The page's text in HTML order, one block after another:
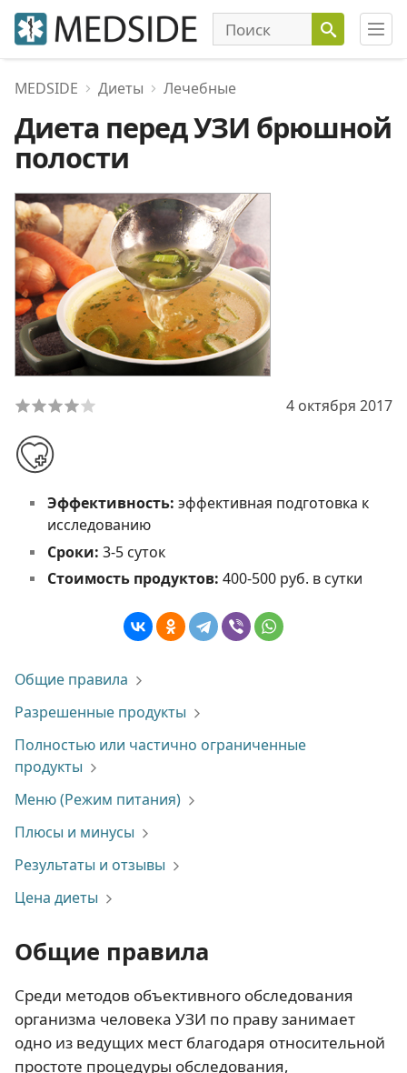
MEDSIDE Диеты Лечебные
Диета перед УЗИ брюшной
полости
4 октября 2017
Эффективность: эффективная подготовка к
исследованию
Сроки: 3-5 суток
Стоимость продуктов: 400-500 руб. в сутки
Общие правила
Разрешенные продукты
Полностью или частично ограниченные
продукты
Меню (Режим питания)
Плюсы и минусы
Результаты и отзывы
Цена диеты
Общие правила
Среди методов объективного обследования
организма человека УЗИ по праву занимает
одно из ведущих мест благодаря относительной
простоте процедуры обследования,